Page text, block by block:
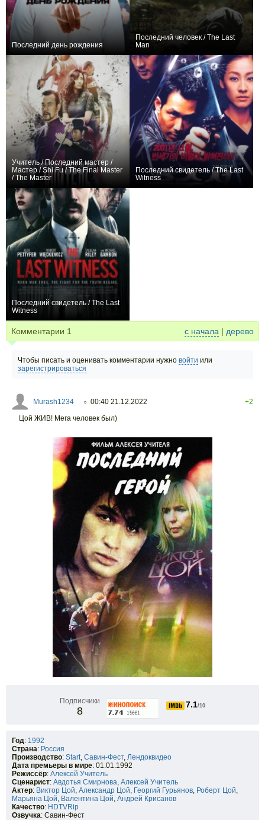
Последний день рождения
Последний человек / The Last
Man
Учитель / Последний мастер /
Мастер / Shi Fu / The Final Master
/ The Master
Последний свидетель / The Last
Witness
Последний свидетель / The Last
Witness
Комментарии 1 с начала | дерево
Чтобы писать и оценивать комментарии нужно войти или
зарегистрироваться
Murash1234 ○ 00:40 21.12.2022
+2
Цой ЖИВ! Мега человек был)
Подписчики
8
7.1/10
Год: 1992
Страна: Россия
Производство: Start, Савин-Фест, Лендоквидео
Дата премьеры в мире: 01.01.1992
Режиссёр: Алексей Учитель
Сценарист: Авдотья Смирнова, Алексей Учитель
Актер: Виктор Цой, Александр Цой, Георгий Гурьянов, Роберт Цой,
Марьяна Цой, Валентина Цой, Андрей Крисанов
Качество: HDTVRip
Озвучка: Савин-Фест